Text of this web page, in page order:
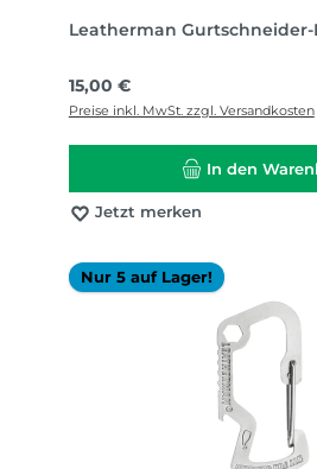
Leatherman Gurtschneider-
Regulärer Preis:
15,00 €
Preise inkl. MwSt. zzgl. Versandkosten
In den
Jetzt merken
Nur 5 auf Lager!